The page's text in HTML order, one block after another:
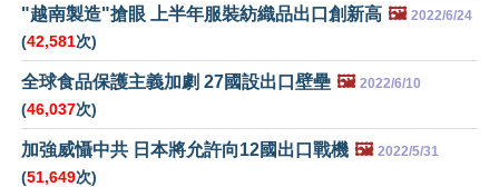
"越南製造"搶眼 上半年服裝紡織品出口創新高 🖼️ 2022/6/24
(42,581次)
全球食品保護主義加劇 27國設出口壁壘 🖼️ 2022/6/10
(46,037次)
加強威懾中共 日本將允許向12國出口戰機 🖼️ 2022/5/31
(51,649次)